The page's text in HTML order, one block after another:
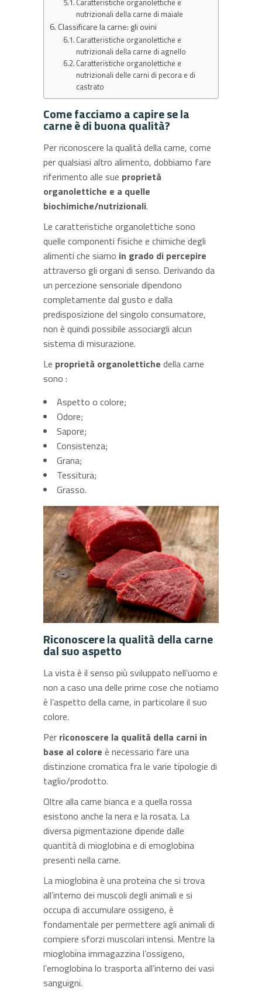
nutrizionali della carne di maiale
Classificare la carne: gli ovini
Caratteristiche organolettiche e
nutrizionali della carne di agnello
Caratteristiche organolettiche e
nutrizionali delle carni di pecora e di
castrato
Come facciamo a capire se la
carne è di buona qualità?
Per riconoscere la qualità della carne, come
per qualsiasi altro alimento, dobbiamo fare
riferimento alle sue proprietà
organolettiche e a quelle
biochimiche/nutrizionali.
Le caratteristiche organolettiche sono
quelle componenti fisiche e chimiche degli
alimenti che siamo in grado di percepire
attraverso gli organi di senso. Derivando da
un percezione sensoriale dipendono
completamente dal gusto e dalla
predisposizione del singolo consumatore,
non è quindi possibile associargli alcun
sistema di misurazione.
Le proprietà organolettiche della carne
sono :
Aspetto o colore;
Odore;
Sapore;
Consistenza;
Grana;
Tessitura;
Grasso.
Riconoscere la qualità della carne
dal suo aspetto
La vista è il senso più sviluppato nell’uomo e
non a caso una delle prime cose che notiamo
è l’aspetto della carne, in particolare il suo
colore.
Per riconoscere la qualità della carni in
base al colore è necessario fare una
distinzione cromatica fra le varie tipologie di
taglio/prodotto.
Oltre alla carne bianca e a quella rossa
esistono anche la nera e la rosata. La
diversa pigmentazione dipende dalle
quantità di mioglobina e di emoglobina
presenti nella carne.
La mioglobina è una proteina che si trova
all’interno dei muscoli degli animali e si
occupa di accumulare ossigeno, è
fondamentale per permettere agli animali di
compiere sforzi muscolari intensi. Mentre la
mioglobina immagazzina l’ossigeno,
l’emoglobina lo trasporta all’interno dei vasi
sanguigni.